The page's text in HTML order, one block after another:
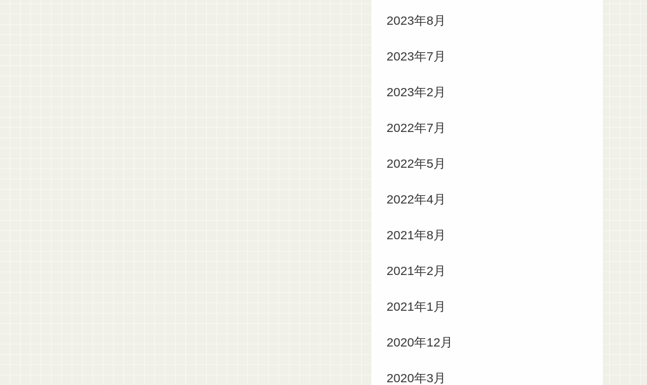
2023年8月
2023年7月
2023年2月
2022年7月
2022年5月
2022年4月
2021年8月
2021年2月
2021年1月
2020年12月
2020年3月